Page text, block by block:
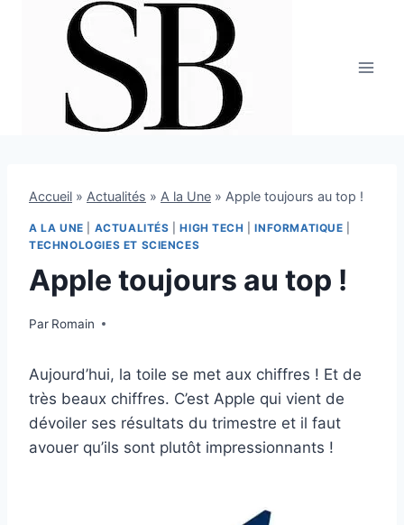
Accueil » Actualités » A la Une » Apple toujours au top !
A LA UNE ACTUALITÉS |HIGH TECH |INFORMATIQUE
TECHNOLOGIES ET SCIENCES
Apple toujours au top !
Par Romain
25 avril 2012
Aujourd’hui, la toile se met aux chiffres ! Et de
très beaux chiffres. C’est Apple qui vient de
dévoiler ses résultats du trimestre et il faut
avouer qu’ils sont plutôt impressionnants !